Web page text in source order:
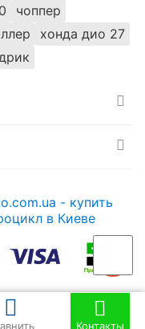
чоппер
хонда дио 27
- купить
в Киеве
Контакты